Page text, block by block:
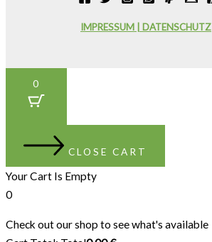
IMPRESSUM | DATENSCHUTZ
0
CLOSE CART
Your Cart Is Empty
0
Check out our shop to see what's available